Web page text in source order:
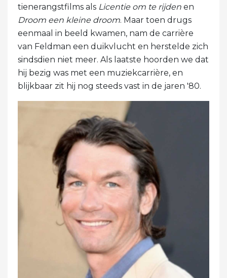
tienerangstfilms als Licentie om te rijden en
Droom een ​​kleine droom. Maar toen drugs
eenmaal in beeld kwamen, nam de carrière
van Feldman een duikvlucht en herstelde zich
sindsdien niet meer. Als laatste hoorden we dat
hij bezig was met een muziekcarrière, en
blijkbaar zit hij nog steeds vast in de jaren '80.